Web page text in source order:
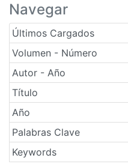
Navegar
Últimos Cargados
Volumen - Número
Autor - Año
Título
Año
Palabras Clave
Keywords